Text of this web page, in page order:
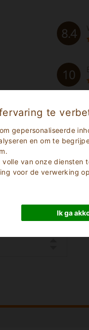
te
gepersonaliseerde
en om te
van onze diensten
voor de verwerking
Ik ga
8.4
10